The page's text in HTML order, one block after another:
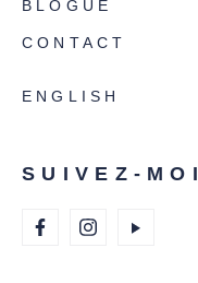
BLOGUE
CONTACT
ENGLISH
SUIVEZ-MOI